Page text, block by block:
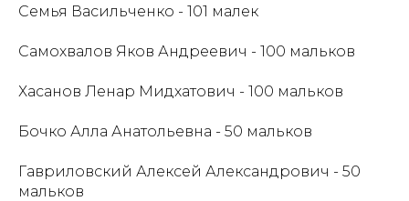
Семья Васильченко - 101 малек
Самохвалов Яков Андреевич - 100 мальков
Хасанов Ленар Мидхатович - 100 мальков
Бочко Алла Анатольевна - 50 мальков
Гавриловский Алексей Александрович - 50
мальков